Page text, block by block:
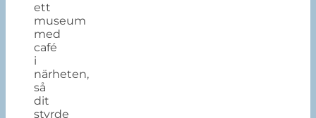
ett
museum
med
café
i
närheten,
så
dit
styrde